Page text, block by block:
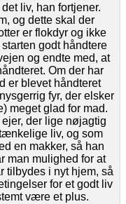
liv, han fortjener.
og dette skal der
er flokdyr og ikke
godt håndtere
og endte med, at
Om der har
er blevet håndteret
fyr, der elsker
meget glad for mad.
der lige nøjagtig
liv, og som
en makker, så han
man mulighed for at
tilbydes i nyt hjem, så
for et godt liv
være et plus.